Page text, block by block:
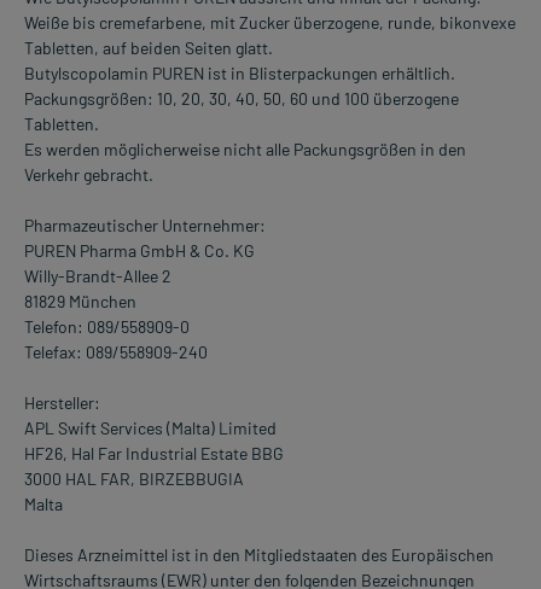
Weiße bis cremefarbene, mit Zucker überzogene, runde, bikonvexe
Tabletten, auf beiden Seiten glatt.
Butylscopolamin PUREN ist in Blisterpackungen erhältlich.
Packungsgrößen: 10, 20, 30, 40, 50, 60 und 100 überzogene
Tabletten.
Es werden möglicherweise nicht alle Packungsgrößen in den
Verkehr gebracht.
Pharmazeutischer Unternehmer:
PUREN Pharma GmbH & Co. KG
Willy-Brandt-Allee 2
81829 München
Telefon: 089/558909-0
Telefax: 089/558909-240
Hersteller:
APL Swift Services (Malta) Limited
HF26, Hal Far Industrial Estate BBG
3000 HAL FAR, BIRZEBBUGIA
Malta
Dieses Arzneimittel ist in den Mitgliedstaaten des Europäischen
Wirtschaftsraums (EWR) unter den folgenden Bezeichnungen